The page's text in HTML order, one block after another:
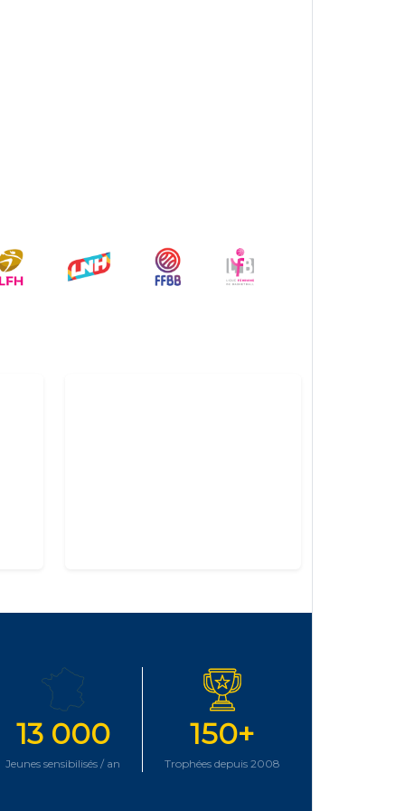
13 000
Jeunes sensibilisés / an
150+
Trophées depuis 2008